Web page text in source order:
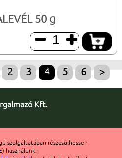
szolgáltatában részesülhessen
használunk.
50 g
 
2 3 4 5 6 >
Kft.